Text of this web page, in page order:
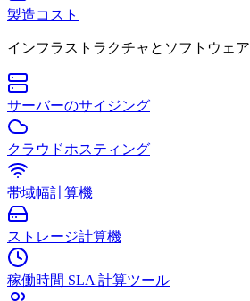
製造コスト
インフラストラクチャとソフトウェア
サーバーのサイジング
クラウドホスティング
帯域幅計算機
ストレージ計算機
稼働時間 SLA 計算ツール